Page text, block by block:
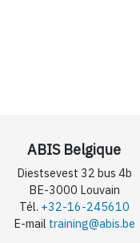
ABIS Belgique
Diestsevest 32 bus 4b
BE-3000 Louvain
Tél. +32-16-245610
E-mail training@abis.be